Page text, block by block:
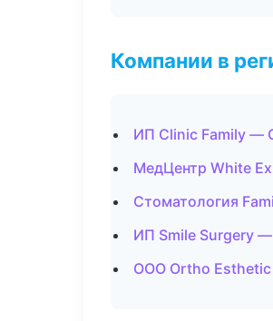
Компании в
ИП Clinic Family —
МедЦентр White
Стоматология
ИП Smile Surgery
ООО Ortho